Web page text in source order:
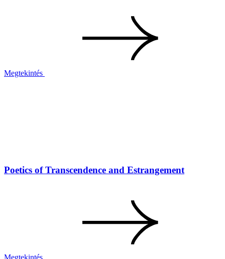
Megtekintés
Poetics of Transcendence and Estrangement